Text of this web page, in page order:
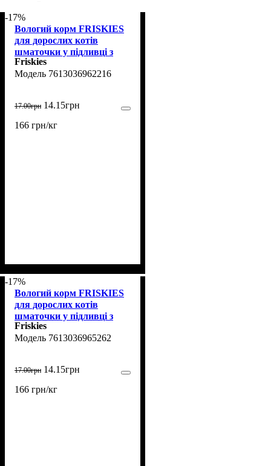
-17%
Вологий корм FRISKIES
для дорослих котів
шматочки у підливці з
яловичиною 85 г
Friskies
7613036962216
17.00грн 14.15грн
166 грн/кг
-17%
Вологий корм FRISKIES
для дорослих котів
шматочки у підливці з
куркою 85 г
Friskies
7613036965262
17.00грн 14.15грн
166 грн/кг